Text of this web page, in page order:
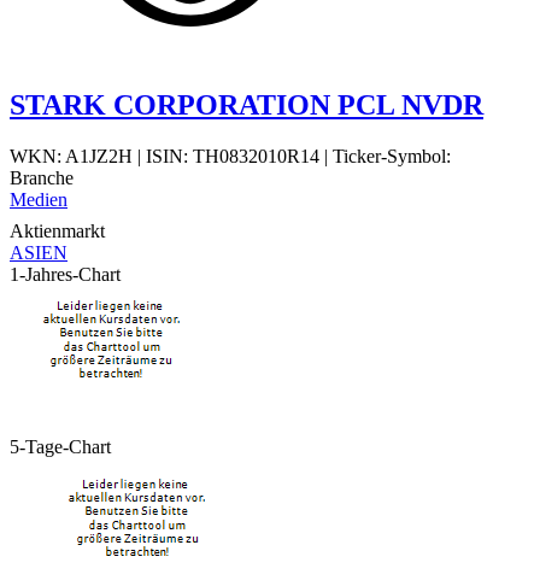
STARK CORPORATION PCL NVDR
WKN: A1JZ2H | ISIN: TH0832010R14 | Ticker-Symbol:
Branche
Medien
Aktienmarkt
ASIEN
1-Jahres-Chart
5-Tage-Chart